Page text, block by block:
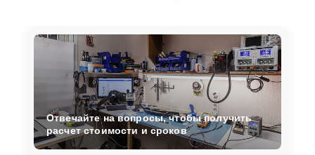
Отвечайте на вопросы, чтобы получить
расчет стоимости и сроков